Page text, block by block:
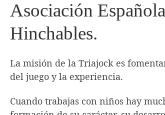
Asociación
Hinchables.
La misión de la Triajock es
del juego y la experiencia.
Cuando trabajas con niños hay